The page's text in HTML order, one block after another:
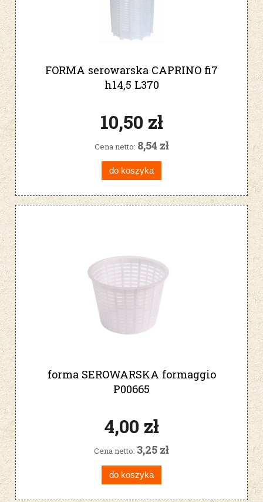
FORMA serowarska CAPRINO fi7
h14,5 L370
10,50 zł
Cena netto: 8,54 zł
do koszyka
forma SEROWARSKA formaggio
P00665
4,00 zł
Cena netto: 3,25 zł
do koszyka